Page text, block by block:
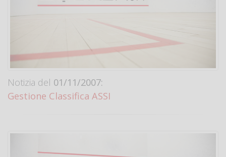
Notizia del 01/11/2007:
Gestione Classifica ASSI